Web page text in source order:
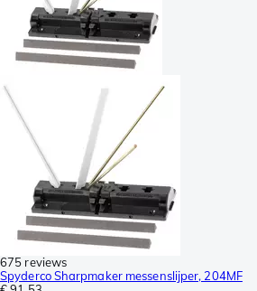
675 reviews
Spyderco Sharpmaker messenslijper, 204MF